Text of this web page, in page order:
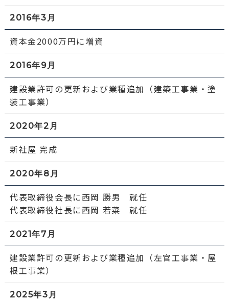
2016年3月
資本金2000万円に増資
2016年9月
建設業許可の更新および業種追加（建築工事業・塗
装工事業）
2020年2月
新社屋 完成
2020年8月
代表取締役会長に西岡 勝男 就任
代表取締役社長に西岡 若菜 就任
2021年7月
建設業許可の更新および業種追加（左官工事業・屋
根工事業）
2025年3月